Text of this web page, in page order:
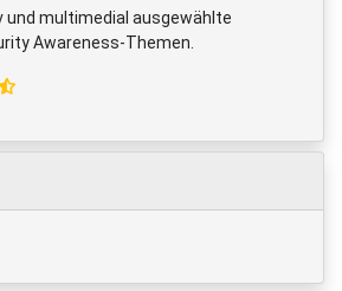
und multimedial ausgewählte
Awareness-Themen.